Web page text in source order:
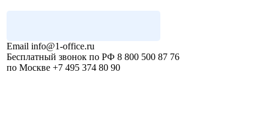
Email info@1-office.ru
Бесплатный звонок по РФ 8 800 500 87 76
по Москве +7 495 374 80 90